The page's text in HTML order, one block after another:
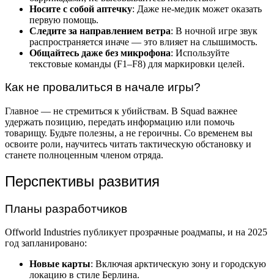
Носите с собой аптечку: Даже не-медик может оказать
первую помощь.
Следите за направлением ветра: В ночной игре звук
распространяется иначе — это влияет на слышимость.
Общайтесь даже без микрофона: Используйте
текстовые команды (F1–F8) для маркировки целей.
Как не провалиться в начале игры?
Главное — не стремиться к убийствам. В Squad важнее
удержать позицию, передать информацию или помочь
товарищу. Будьте полезны, а не героичны. Со временем вы
освоите роли, научитесь читать тактическую обстановку и
станете полноценным членом отряда.
Перспективы развития
Планы разработчиков
Offworld Industries публикует прозрачные роадмапы, и на 2025
год запланировано:
Новые карты: Включая арктическую зону и городскую
локацию в стиле Берлина.